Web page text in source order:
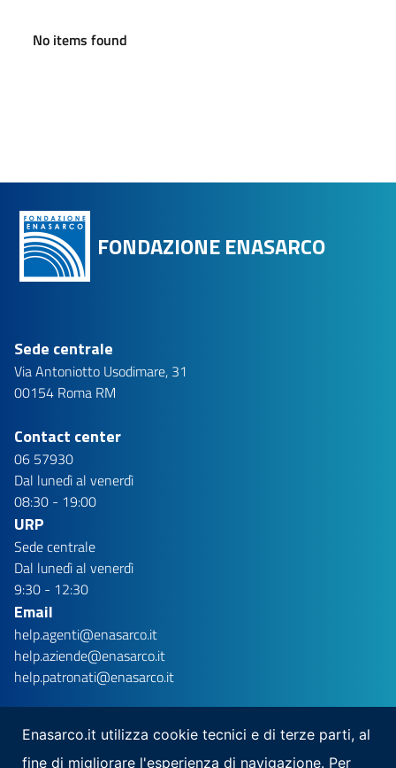
No items found
FONDAZIONE ENASARCO
Sede centrale
Via Antoniotto Usodimare, 31
00154 Roma RM
Contact center
06 57930
Dal lunedì al venerdì
08:30 - 19:00
URP
Sede centrale
Dal lunedì al venerdì
9:30 - 12:30
Email
help.agenti@enasarco.it
help.aziende@enasarco.it
help.patronati@enasarco.it
Enasarco.it utilizza cookie tecnici e di terze parti, al
fine di migliorare l'esperienza di navigazione. Per